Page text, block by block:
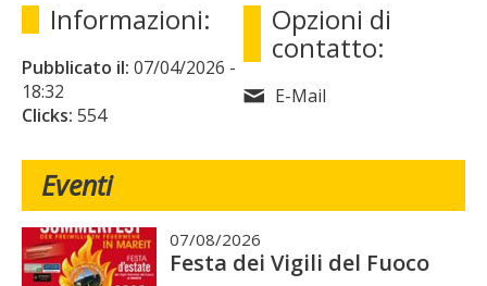
Informazioni:
Pubblicato il: 07/04/2026 -
18:32
Clicks: 554
Opzioni di
contatto:
E-Mail
Eventi
07/08/2026
Festa dei Vigili del Fuoco